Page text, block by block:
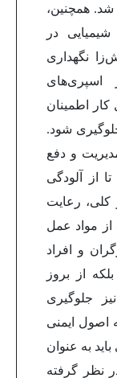
همچنین،
در
نگهداری
اسپری‌های
کار اطمینان
شود.
و دفع
از آلودگی
کلی، رعایت
از مواد عمل
و افراد
از بروز
جلوگیری
اصول ایمنی
به عنوان
نظر گرفته